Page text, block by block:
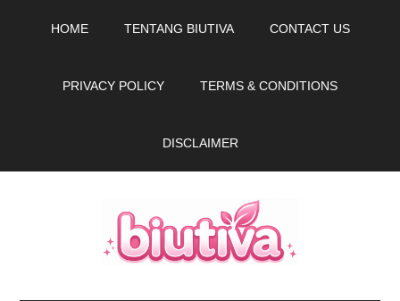
HOME TENTANG BIUTIVA CONTACT US
PRIVACY POLICY TERMS & CONDITIONS
DISCLAIMER